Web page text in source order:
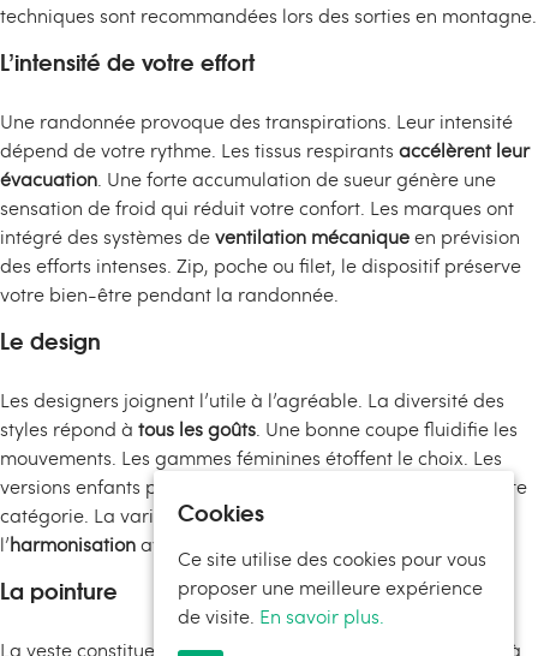
techniques sont recommandées lors des sorties en montagne.
L’intensité de votre effort
Une randonnée provoque des transpirations. Leur intensité
dépend de votre rythme. Les tissus respirants accélèrent leur
évacuation . Une forte accumulation de sueur génère une
sensation de froid qui réduit votre confort. Les marques ont
intégré des systèmes deventilation mécaniqueen prévision
des efforts intenses. Zip, poche ou filet, le dispositif préserve
votre bien-être pendant la randonnée.
Le design
Les designers joignent l’utile à l’agréable. La diversité des
styles répond à tous les goûts . Une bonne coupe fluidifie les
mouvements. Les gammes féminines étoffent le choix. Les
versions enfants prennent en compte les
de cette
catégorie. La variété de couleurs disponibles simplifie
l’harmonisationavec le reste de vos vêtements.
La pointure
La veste constitue la dernière pièce de votre tenue. Veillez à
Cookies
Ce site utilise des cookies pour vous
proposer une meilleure expérience
de visite. En savoir plus.